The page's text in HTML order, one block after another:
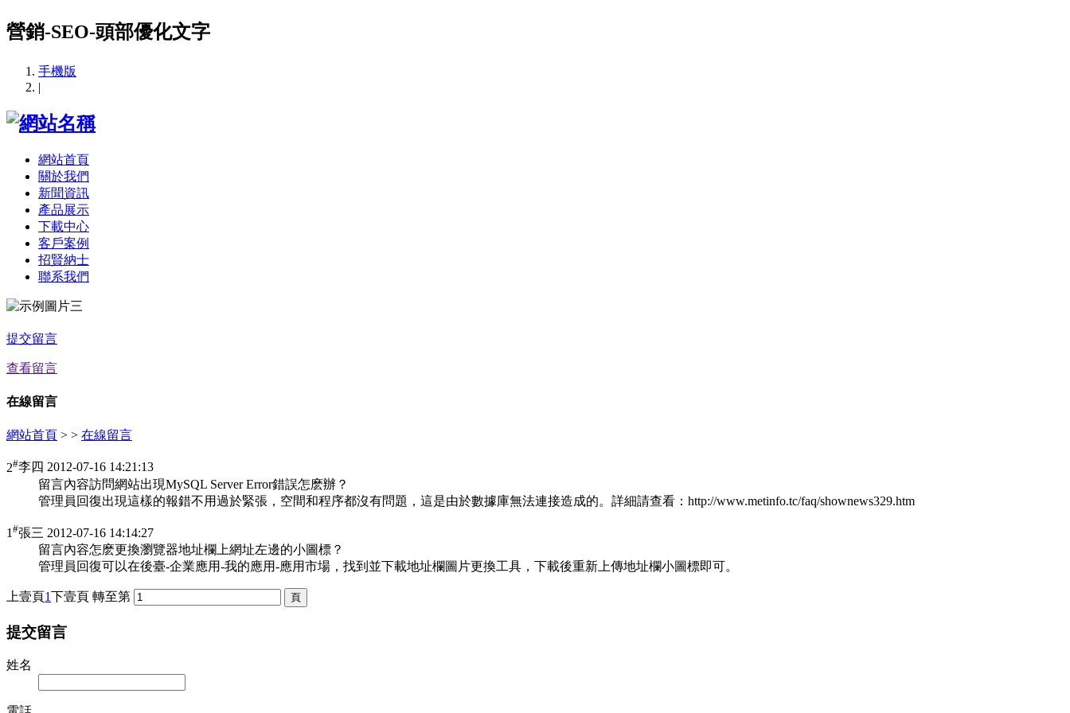
營銷-SEO-頭部優化文字
手機版
|
網站首頁
關於我們
新聞資訊
產品展示
下載中心
客戶案例
招賢納士
聯系我們
提交留言
查看留言
在線留言
網站首頁 > > 在線留言
2#李四 2012-07-16 14:21:13
留言內容訪問網站出現MySQL Server Error錯誤怎麽辦？
管理員回復出現這樣的報錯不用過於緊張，空間和程序都沒有問題，這是由於數據庫無法連接造成的。詳細請查看：http://www.metinfo.tc/faq/shownews329.htm
1 #張三 2012-07-16 14:14:27
留言內容怎麽更換瀏覽器地址欄上網址左邊的小圖標？
管理員回復可以在後臺-企業應用-我的應用-應用市場，找到並下載地址欄圖片更換工具，下載後重新上傳地址欄小圖標即可。
上壹頁1下壹頁 轉至第
提交留言
姓名